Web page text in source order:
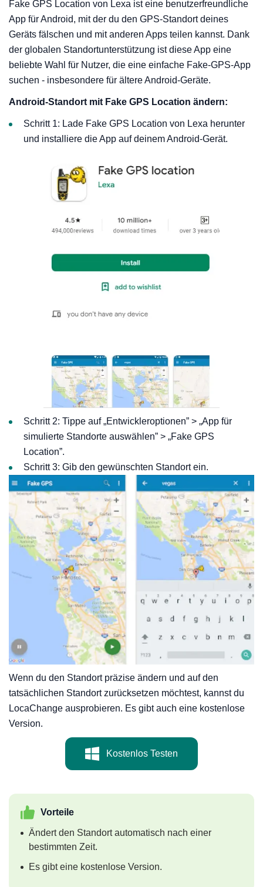
Fake GPS Location von Lexa ist eine benutzerfreundliche
App für Android, mit der du den GPS-Standort deines
Geräts fälschen und mit anderen Apps teilen kannst. Dank
der globalen Standortunterstützung ist diese App eine
beliebte Wahl für Nutzer, die eine einfache Fake-GPS-App
suchen - insbesondere für ältere Android-Geräte.
Android-Standort mit Fake GPS Location ändern:
Schritt 1: Lade Fake GPS Location von Lexa herunter
und installiere die App auf deinem Android-Gerät.
Schritt 2: Tippe auf „Entwickleroptionen” > „App für
simulierte Standorte auswählen” > „Fake GPS
Location”.
Schritt 3: Gib den gewünschten Standort ein.
Wenn du den Standort präzise ändern und auf den
tatsächlichen Standort zurücksetzen möchtest, kannst du
LocaChange ausprobieren. Es gibt auch eine kostenlose
Version.
Kostenlos Testen
Vorteile
Ändert den Standort automatisch nach einer
bestimmten Zeit.
Es gibt eine kostenlose Version.